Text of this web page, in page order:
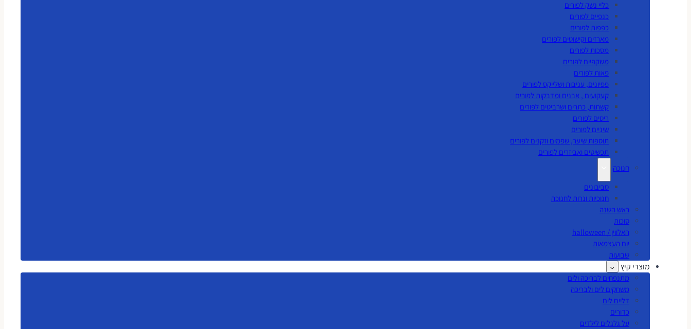
כליי נשק לפורים
כנפיים לפורים
כפפות לפורים
מארזים וקישוטים לפורים
מסכות לפורים
משקפיים לפורים
פאות לפורים
פפיונים, עניבות ושלייקס לפורים
קעקועים , אבנים ומדבקות לפורים
קשתות, כתרים ושרביטים לפורים
ריסים לפורים
שיניים לפורים
תוספות שיער, שפמים וזקנים לפורים
תכשיטים ואביזרים לפורים
חנוכה
סביבונים
חנוכיות ונרות לחנוכה
ראש השנה
סוכות
האלווין / halloween
יום העצמאות
שבועות
מוצרי קיץ
מתנפחים לבריכה ולים
משחקים לים ולבריכה
דליים לים
כדורים
על גלגלים לילדים